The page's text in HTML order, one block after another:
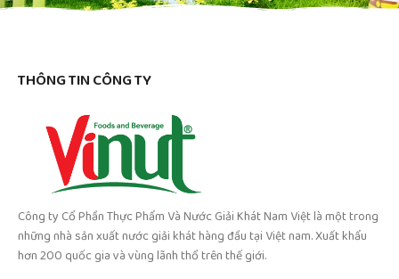
THÔNG TIN CÔNG TY
Công ty Cổ Phần Thực Phẩm Và Nước Giải Khát Nam Việt là một trong
những nhà sản xuất nước giải khát hàng đầu tại Việt nam. Xuất khẩu
hơn 200 quốc gia và vùng lãnh thổ trên thế giới.